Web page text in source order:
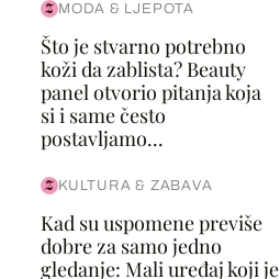
MODA & LJEPOTA
Što je stvarno potrebno
koži da zablista? Beauty
panel otvorio pitanja koja
si i same često
postavljamo...
KULTURA & ZABAVA
Kad su uspomene previše
dobre za samo jedno
gledanje: Mali uređaj koji je